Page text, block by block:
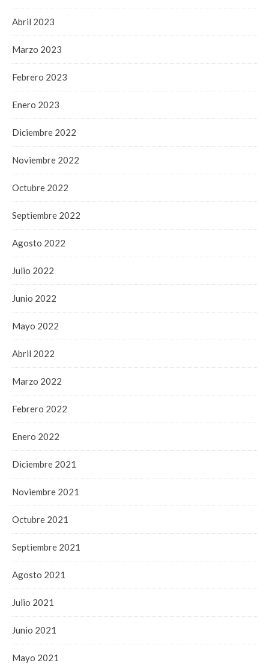
Abril 2023
Marzo 2023
Febrero 2023
Enero 2023
Diciembre 2022
Noviembre 2022
Octubre 2022
Septiembre 2022
Agosto 2022
Julio 2022
Junio 2022
Mayo 2022
Abril 2022
Marzo 2022
Febrero 2022
Enero 2022
Diciembre 2021
Noviembre 2021
Octubre 2021
Septiembre 2021
Agosto 2021
Julio 2021
Junio 2021
Mayo 2021